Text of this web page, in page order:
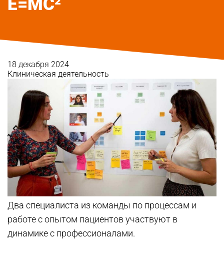
E=MC²
18 декабря 2024
Клиническая деятельность
Два специалиста из команды по процессам и
работе с опытом пациентов участвуют в
динамике с профессионалами.